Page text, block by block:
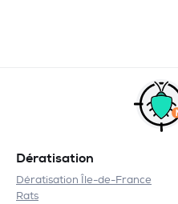
Dératisation
Dératisation Île-de-France
Rats